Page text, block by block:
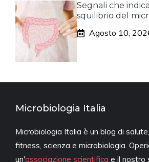
Segnali che
squilibrio del
Agosto 10,
Microbiologia Italia
Microbiologia Italia è un blog di
fitness, scienza e microbiologia.
un'associazione scientifica e il nostro